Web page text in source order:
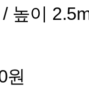
높이
원